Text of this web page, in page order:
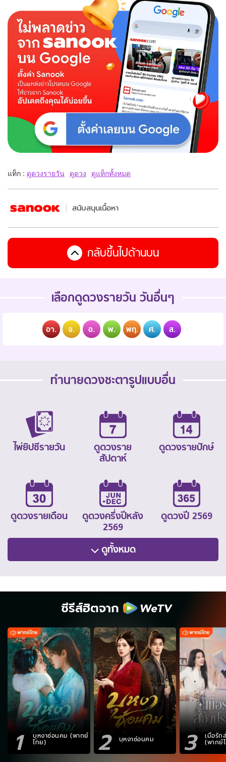
แท็ก : ดูดวงรายวัน ดูดวง ดูแท็กทั้งหมด
สนับสนุนเนื้อหา
กลับขึ้นไปด้านบน
เลือกดูดวงรายวัน วันอื่นๆ
อา. จ. อ. พ. พฤ. ศ. ส.
ทำนายดวงชะตารูปแบบอื่น
ไพ่ยิปซีรายวัน
ดูดวงราย
สัปดาห์
ดูดวงรายปักษ์
ดูดวงรายเดือน
ดูดวงครึ่งปีหลัง
2569
ดูดวงปี 2569
ดูทั้งหมด
ซีรีส์ฮิตจาก
1 บุหงาซ่อนคม (พากย์
ไทย) 2 บุหงาซ่อนคม 3 เมื่อรัก
(พากย์